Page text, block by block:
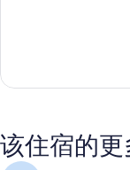
了，
点
评
该住宿的更